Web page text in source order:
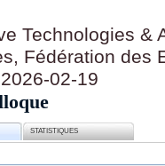
Technologies &
Fédération des
02-19
STATISTIQUES